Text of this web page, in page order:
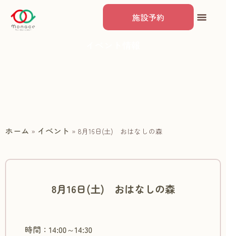
施設予約
ホーム » イベント » 8月16日(土) おはなしの森
8月16日(土) おはなしの森
時間：14:00～14:30